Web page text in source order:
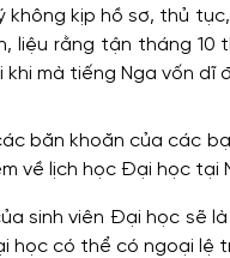
không kịp hồ sơ, thủ
liệu rằng tận tháng
mà tiếng Nga vốn dĩ
băn khoăn của các
về lịch học Đại học
sinh viên Đại học sẽ
có thể có ngoại lệ